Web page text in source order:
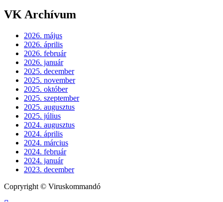
VK Archívum
2026. május
2026. április
2026. február
2026. január
2025. december
2025. november
2025. október
2025. szeptember
2025. augusztus
2025. július
2024. augusztus
2024. április
2024. március
2024. február
2024. január
2023. december
Copryright © Viruskommandó